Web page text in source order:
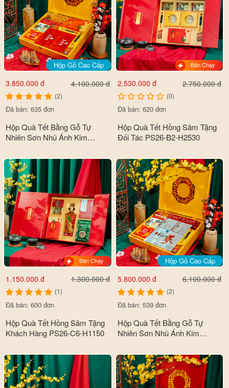
Hộp Gỗ Cao Cấp
3.850.000 đ 4.100.000 đ
(2)
Đã bán: 635 đơn
Hộp Quà Tết Bằng Gỗ Tự
Nhiên Sơn Nhũ Ánh Kim
HQ3850
Bán Chạy
2.530.000 đ 2.750.000 đ
(0)
Đã bán: 620 đơn
Hộp Quà Tết Hồng Sâm Tặng
Đối Tác PS26-B2-H2530
Bán Chạy
1.150.000 đ 1.300.000 đ
(1)
Đã bán: 600 đơn
Hộp Quà Tết Hồng Sâm Tặng
Khách Hàng PS26-C6-H1150
Hộp Gỗ Cao Cấp
5.800.000 đ 6.100.000 đ
(2)
Đã bán: 539 đơn
Hộp Quà Tết Bằng Gỗ Tự
Nhiên Sơn Nhũ Ánh Kim
HQ5500